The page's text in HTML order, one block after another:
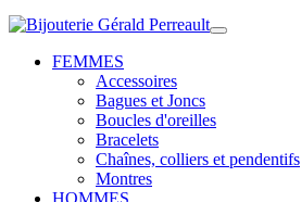
FEMMES
Accessoires
Bagues et Joncs
Boucles d'oreilles
Bracelets
Chaînes, colliers et pendentifs
Montres
HOMMES